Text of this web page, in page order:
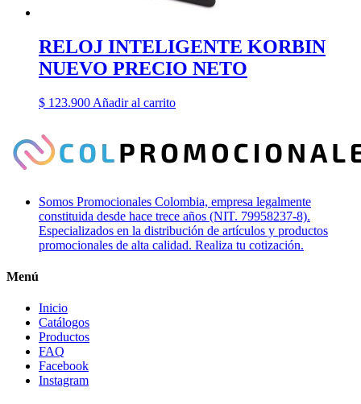
RELOJ INTELIGENTE KORBIN
NUEVO PRECIO NETO
$ 123.900 Añadir al carrito
Somos Promocionales Colombia, empresa legalmente
constituida desde hace trece años (NIT. 79958237-8).
Especializados en la distribución de artículos y productos
promocionales de alta calidad. Realiza tu cotización.
Menú
Inicio
Catálogos
Productos
FAQ
Facebook
Instagram